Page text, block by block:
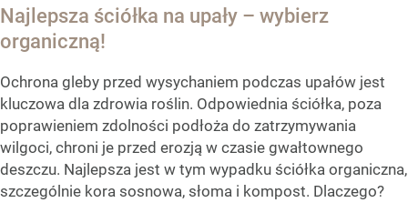
Najlepsza ściółka na upały – wybierz
organiczną!
Ochrona gleby przed wysychaniem podczas upałów jest
kluczowa dla zdrowia roślin. Odpowiednia ściółka, poza
poprawieniem zdolności podłoża do zatrzymywania
wilgoci, chroni je przed erozją w czasie gwałtownego
deszczu. Najlepsza jest w tym wypadku ściółka organiczna,
szczególnie kora sosnowa, słoma i kompost. Dlaczego?